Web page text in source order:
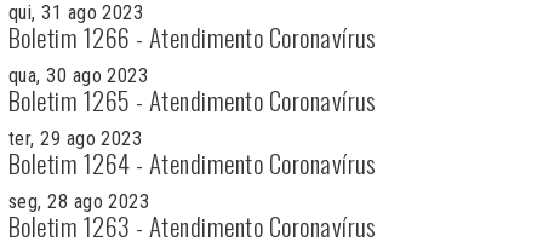
qui, 31 ago 2023
Boletim 1266 - Atendimento Coronavírus
qua, 30 ago 2023
Boletim 1265 - Atendimento Coronavírus
ter, 29 ago 2023
Boletim 1264 - Atendimento Coronavírus
seg, 28 ago 2023
Boletim 1263 - Atendimento Coronavírus